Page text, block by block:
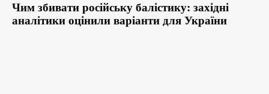
Чим збивати російську балістику: західні
аналітики оцінили варіанти для України